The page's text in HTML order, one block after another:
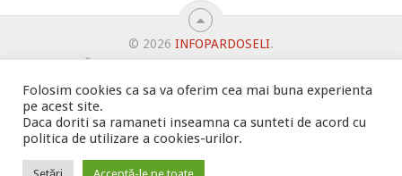
© 2026 INFOPARDOSELI.
ABONEAZĂ-TE LA NEWSLETTER ȘI PRIMEȘTI MEGA-PREMII
BINE AȚI VENIT!
DUBLEAZĂ-ȚI VÂNZĂRILE
POLITICA DE UTILIZARE COOKIE-URI
PROMOVARE
PROMOVEAZĂ-TE PE INFOPARDOSELI
TERMENI SI CONDITII
Folosim cookies ca sa va oferim cea mai buna experienta
pe acest site.
Daca doriti sa ramaneti inseamna ca sunteti de acord cu
politica de utilizare a cookies-urilor.